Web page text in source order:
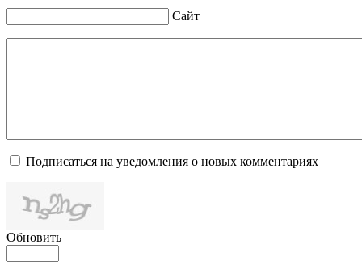
Сайт
Подписаться на уведомления о новых комментариях
Обновить